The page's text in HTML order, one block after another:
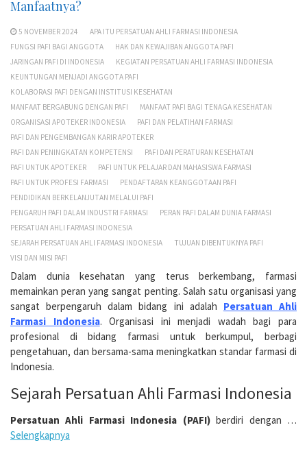
Manfaatnya?
5 NOVEMBER 2024
APA ITU PERSATUAN AHLI FARMASI INDONESIA
FUNGSI PAFI BAGI ANGGOTA
HAK DAN KEWAJIBAN ANGGOTA PAFI
JARINGAN PAFI DI INDONESIA
KEGIATAN PERSATUAN AHLI FARMASI INDONESIA
KEUNTUNGAN MENJADI ANGGOTA PAFI
KOLABORASI PAFI DENGAN INSTITUSI KESEHATAN
MANFAAT BERGABUNG DENGAN PAFI
MANFAAT PAFI BAGI TENAGA KESEHATAN
ORGANISASI APOTEKER INDONESIA
PAFI DAN PELATIHAN FARMASI
PAFI DAN PENGEMBANGAN KARIR APOTEKER
PAFI DAN PENINGKATAN KOMPETENSI
PAFI DAN PERATURAN KESEHATAN
PAFI UNTUK APOTEKER
PAFI UNTUK PELAJAR DAN MAHASISWA FARMASI
PAFI UNTUK PROFESI FARMASI
PENDAFTARAN KEANGGOTAAN PAFI
PENDIDIKAN BERKELANJUTAN MELALUI PAFI
PENGARUH PAFI DALAM INDUSTRI FARMASI
PERAN PAFI DALAM DUNIA FARMASI
PERSATUAN AHLI FARMASI INDONESIA
SEJARAH PERSATUAN AHLI FARMASI INDONESIA
TUJUAN DIBENTUKNYA PAFI
VISI DAN MISI PAFI
Dalam dunia kesehatan yang terus berkembang, farmasi
memainkan peran yang sangat penting. Salah satu organisasi yang
sangat berpengaruh dalam bidang ini adalah Persatuan Ahli
Farmasi Indonesia. Organisasi ini menjadi wadah bagi para
profesional di bidang farmasi untuk berkumpul, berbagi
pengetahuan, dan bersama-sama meningkatkan standar farmasi di
Indonesia.
Sejarah Persatuan Ahli Farmasi Indonesia
Persatuan Ahli Farmasi Indonesia (PAFI)berdiri dengan …
Selengkapnya